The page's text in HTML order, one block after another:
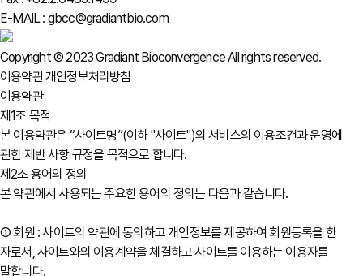
E-MAIL : gbcc@gradiantbio.com
Copyright © 2023 Gradiant Bioconvergence All rights reserved.
이용약관개인정보처리방침
이용약관
제1조 목적
본 이용약관은 “사이트명”(이하 "사이트")의 서비스의 이용조건과 운영에
관한 제반 사항 규정을 목적으로 합니다.
제2조 용어의 정의
본 약관에서 사용되는 주요한 용어의 정의는 다음과 같습니다.
① 회원 : 사이트의 약관에 동의하고 개인정보를 제공하여 회원등록을 한
자로서, 사이트와의 이용계약을 체결하고 사이트를 이용하는 이용자를
말합니다.